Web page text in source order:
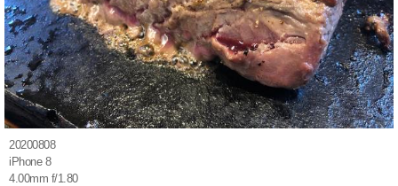
20200808
iPhone 8
4.00mm f/1.80